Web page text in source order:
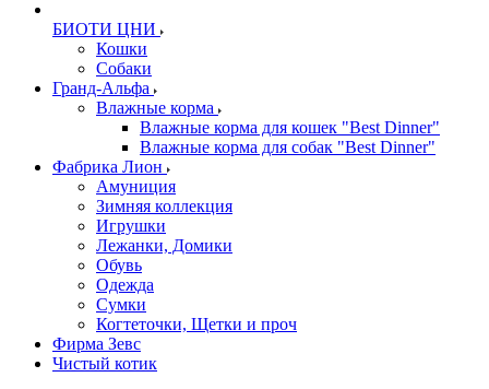
БИОТИ ЦНИ
Кошки
Собаки
Гранд-Альфа
Влажные корма
Влажные корма для кошек "Best Dinner"
Влажные корма для собак "Best Dinner"
Фабрика Лион
Амуниция
Зимняя коллекция
Игрушки
Лежанки, Домики
Обувь
Одежда
Сумки
Когтеточки, Щетки и проч
Фирма Зевс
Чистый котик